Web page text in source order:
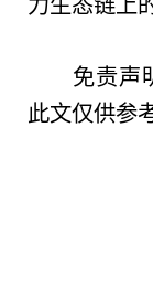
免责声
此文仅供参